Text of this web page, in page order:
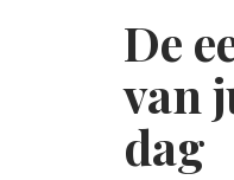
De
van
dag